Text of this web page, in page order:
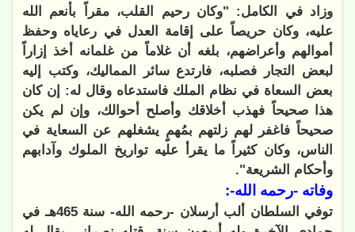
وزاد في الكامل: "وكان رحيم القلب، مقراً بأنعم الله
عليه، وكان حريصاً على إقامة العدل في رعاياه وحفظ
أموالهم وأعراضهم، بلغه أن غلاماً من غلمانه أخذ إزاراً
لبعض التجار فصلبه، فارتدع سائر المماليك، وكتب إليه
بعض السعاة في نظام الملك فاستدعاه وقال له: إن كان
هذا صحيحاً فهذب أخلاقك وأصلح أحوالك، وإن لم يكن
صحيحاً فاغفر لهم زلتهم بمُهمٍ يشغلهم عن السعاية في
الناس، وكان كثيراً ما يقرأ عليه تواريخ الملوك وآدابهم
وأحكام الشريعة".
وفاته -رحمه الله-:
توفي السلطان ألب أرسلان -رحمه الله- سنة 465هـ في